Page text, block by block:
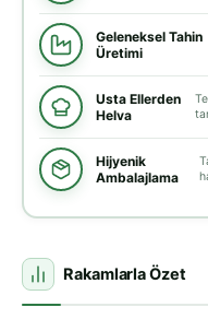
Geleneksel Tahin
Üretimi
Usta Ellerden
Helva
Hijyenik
Ambalajlama
Rakamlarla Özet